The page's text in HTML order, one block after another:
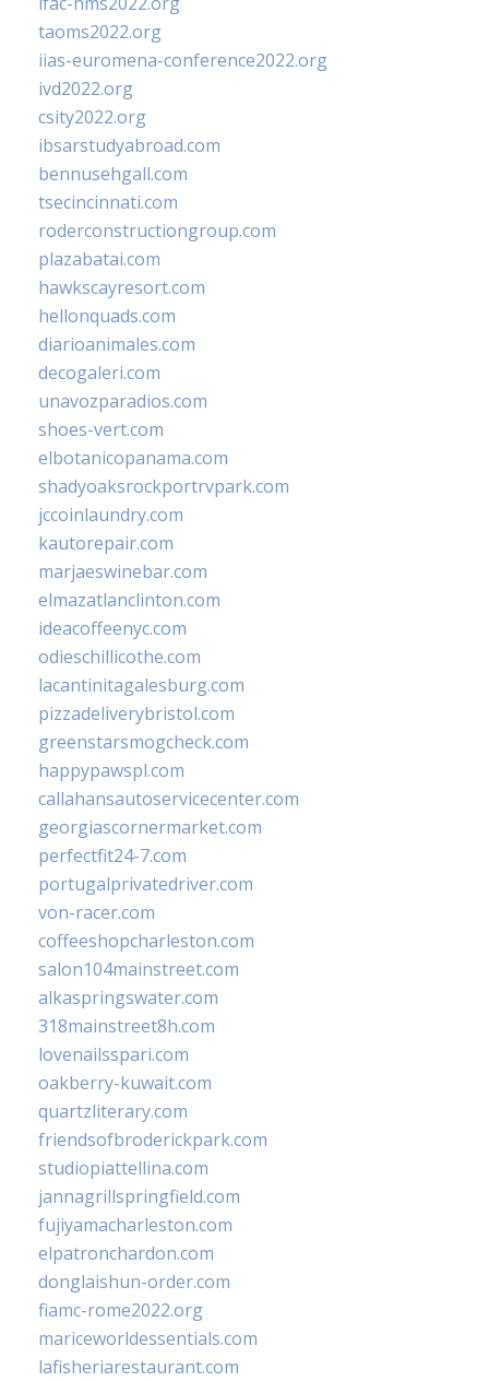
taoms2022.org
iias-euromena-conference2022.org
ivd2022.org
csity2022.org
ibsarstudyabroad.com
bennusehgall.com
tsecincinnati.com
roderconstructiongroup.com
plazabatai.com
hawkscayresort.com
hellonquads.com
diarioanimales.com
decogaleri.com
unavozparadios.com
shoes-vert.com
elbotanicopanama.com
shadyoaksrockportrvpark.com
jccoinlaundry.com
kautorepair.com
marjaeswinebar.com
elmazatlanclinton.com
ideacoffeenyc.com
odieschillicothe.com
lacantinitagalesburg.com
pizzadeliverybristol.com
greenstarsmogcheck.com
happypawspl.com
callahansautoservicecenter.com
georgiascornermarket.com
perfectfit24-7.com
portugalprivatedriver.com
von-racer.com
coffeeshopcharleston.com
salon104mainstreet.com
alkaspringswater.com
318mainstreet8h.com
lovenailsspari.com
oakberry-kuwait.com
quartzliterary.com
friendsofbroderickpark.com
studiopiattellina.com
jannagrillspringfield.com
fujiyamacharleston.com
elpatronchardon.com
donglaishun-order.com
fiamc-rome2022.org
mariceworldessentials.com
lafisheriarestaurant.com